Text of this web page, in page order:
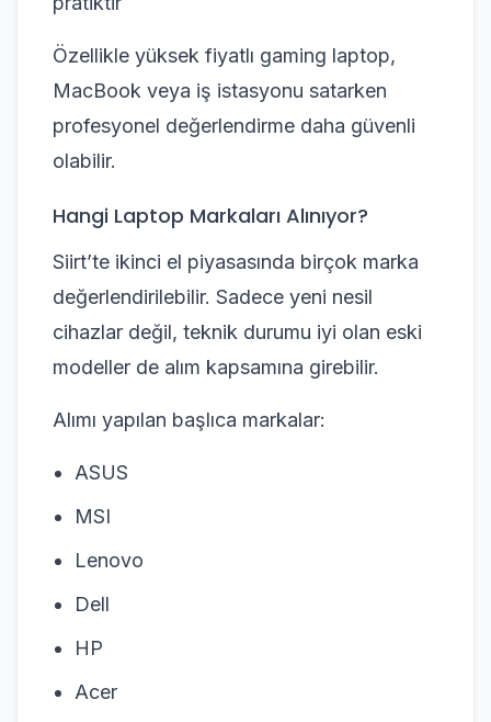
Özellikle yüksek fiyatlı gaming laptop,
MacBook veya iş istasyonu satarken
profesyonel değerlendirme daha güvenli
olabilir.
Hangi Laptop Markaları Alınıyor?
Siirt’te ikinci el piyasasında birçok marka
değerlendirilebilir. Sadece yeni nesil
cihazlar değil, teknik durumu iyi olan eski
modeller de alım kapsamına girebilir.
Alımı yapılan başlıca markalar:
ASUS
MSI
Lenovo
Dell
HP
Acer